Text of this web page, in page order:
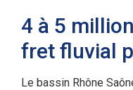
4 à 5
fret fluvial
Le bassin Rhône